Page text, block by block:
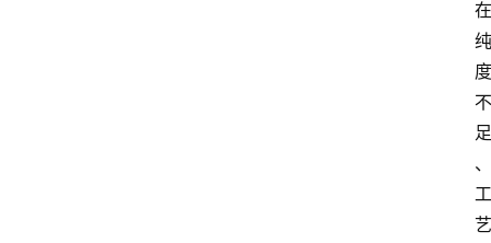
在
纯
度
不
足
、
工
艺